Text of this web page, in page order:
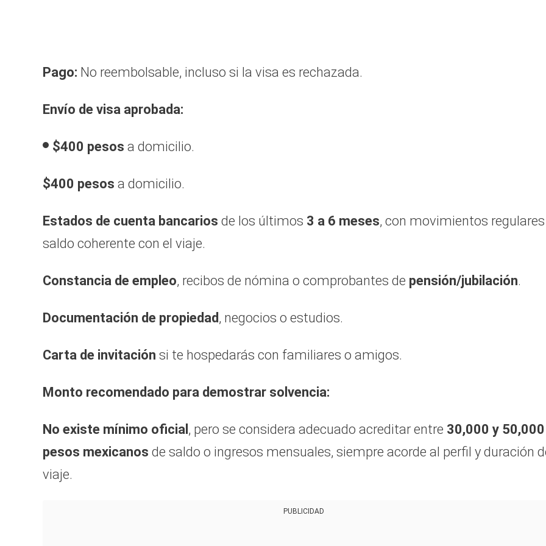
Pago: No reembolsable, incluso si la visa es rechazada.
Envío de visa aprobada:
$400 pesos a domicilio.
$400 pesos a domicilio.
Estados de cuenta bancarios de los últimos 3 a 6 meses, con movimientos
saldo coherente con el viaje.
Constancia de empleo, recibos de nómina o comprobantes de pensión/jubilación.
Documentación de propiedad , negocios o estudios.
Carta de invitación si te hospedarás con familiares o amigos.
Monto recomendado para demostrar solvencia:
No existe mínimo oficial , pero se considera adecuado acreditar entre 30,000 y 50,000
pesos mexicanos de saldo o ingresos mensuales, siempre acorde al perfil y duración
viaje.
PUBLICIDAD